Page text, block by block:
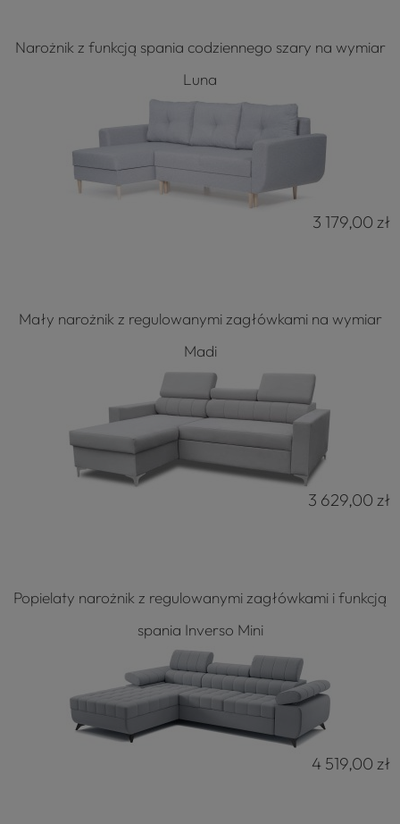
Narożnik z funkcją spania codziennego szary na wymiar
Luna
3 179,00 zł
Mały narożnik z regulowanymi zagłówkami na wymiar
Madi
3 629,00 zł
Popielaty narożnik z regulowanymi zagłówkami i funkcją
spania Inverso Mini
4 519,00 zł